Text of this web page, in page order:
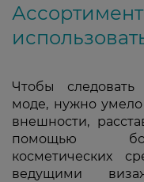
Чтобы
моде, нужно умело
внешности,
помощью
косметических
ведущими